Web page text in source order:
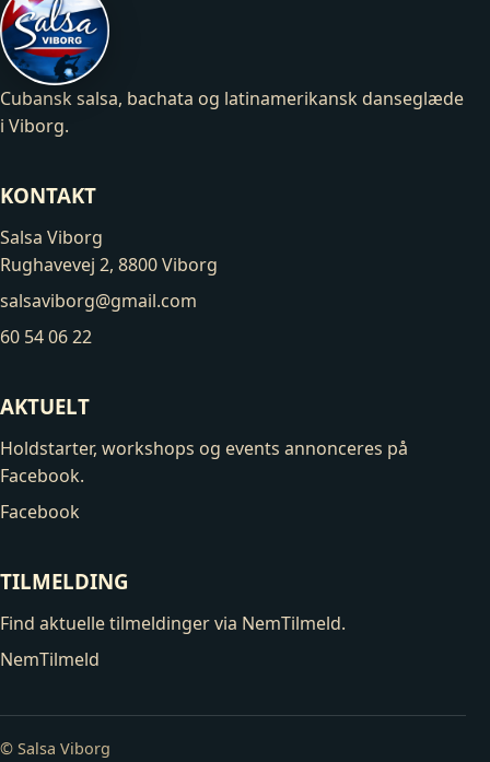
Cubansk salsa, bachata og latinamerikansk danseglæde
i Viborg.
KONTAKT
Salsa Viborg
Rughavevej 2, 8800 Viborg
salsaviborg@gmail.com
60 54 06 22
AKTUELT
Holdstarter, workshops og events annonceres på
Facebook.
Facebook
TILMELDING
Find aktuelle tilmeldinger via NemTilmeld.
NemTilmeld
© Salsa Viborg